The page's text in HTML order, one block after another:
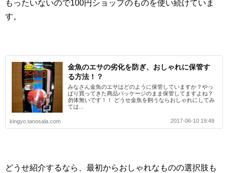
もったいないので100円ショップのものを使い続けていま
す。
金魚のエサの劣化を防ぎ、おしゃれに保管す
る方法！？
みなさん金魚のエサはどのように保管していますか？やっ
ぱり買ってきた商品パッケージのまま保管してますよね？
勿体無いです！！ どうせ金魚を飼うならおしゃれにしてみ
ては...
kingyo.tanosala.com 2017-06-10 19:49
どうせ紹介するなら、最初からおしゃれなものの選択肢も